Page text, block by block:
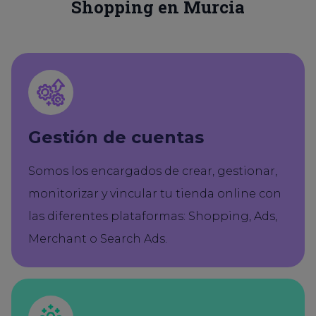
Shopping en Murcia
Gestión de cuentas
Somos los encargados de crear, gestionar,
monitorizar y vincular tu tienda online con
las diferentes plataformas: Shopping, Ads,
Merchant o Search Ads.